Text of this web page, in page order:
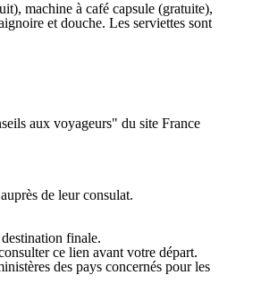
machine à café capsule (gratuite),
et douche. Les serviettes sont
aux voyageurs" du site France
de leur consulat.
finale.
ce lien avant votre départ.
des pays concernés pour les